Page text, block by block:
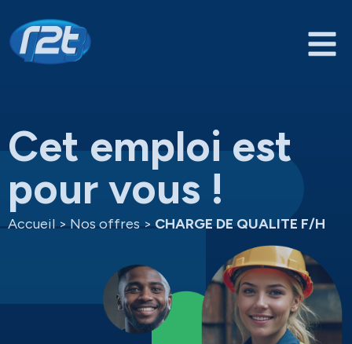
Cet emploi est
pour vous !
Accueil > Nos offres > CHARGE DE QUALITE F/H